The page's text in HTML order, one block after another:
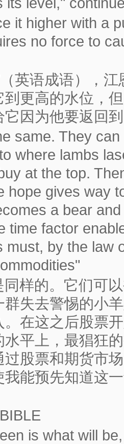
it higher with a
no force to
英语成语），
更高的水位，
因为他要返回
same. They
where lambs
at the top.
hope gives way
a bear
time factor
must, by the law
同样的。它们可
失去警惕的小
在这之后股票
平上，最猖狂
股票和期货市
我能预先知道这
is what will